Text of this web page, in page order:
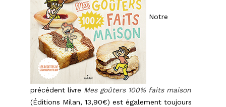
Notre
précédent livre Mes goûters 100% faits maison
(Éditions Milan, 13,90€) est également toujours